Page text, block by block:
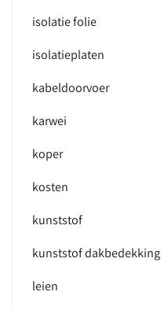
isolatie folie
isolatieplaten
kabeldoorvoer
karwei
koper
kosten
kunststof
kunststof dakbedekking
leien